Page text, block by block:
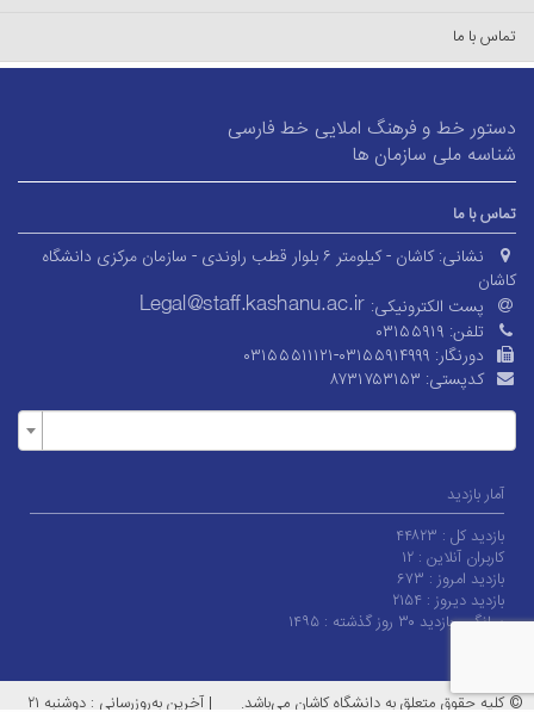
تماس با ما
دستور خط و فرهنگ املایی خط فارسی
شناسه ملی سازمان ها
تماس با ما
نشانی:
کاشان - کیلومتر ۶ بلوار قطب راوندی - سازمان مرکزی دانشگاه
کاشان
پست الکترونیکی:
تلفن: ۰۳۱۵۵۹۱۹
دورنگار: ۰۳۱۵۵۵۱۱۱۲۱-۰۳۱۵۵۹۱۴۹۹۹
کدپستی: ۸۷۳۱۷۵۳۱۵۳
آمار بازدید
بازدید کل : ۴۴۸۲۳
کاربران آنلاین : ۱۲
بازدید امروز : ۶۷۳
بازدید دیروز : ۲۱۵۴
میانگین بازدید ۳۰ روز گذشته :
۱۴۹۵
© کلیه حقوق متعلق به دانشگاه کاشان می‌باشد. | آخرین به‌روزرسانی : دوشنبه ۲۱